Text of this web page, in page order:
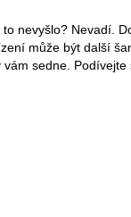
to nevyšlo? Nevadí.
může být další
sedne. Podívejte